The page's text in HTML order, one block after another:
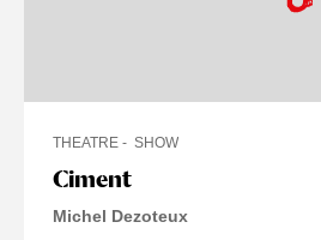
Ciment
THEATRE SHOW
Michel Dezoteux